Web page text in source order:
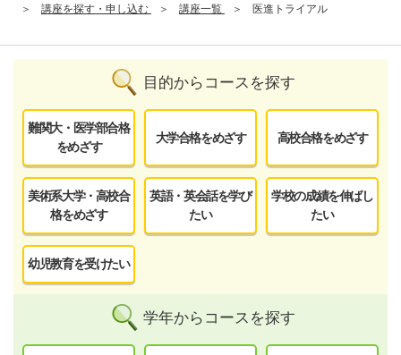
講座を探す・申し込む
講座一覧 医進トライアル
目的からコースを探す
難関大・医学部合格
をめざす
大学合格をめざす 高校合格をめざす
美術系大学・高校合
格をめざす
英語・英会話を学び
たい
学校の成績を伸ばし
たい
幼児教育を受けたい
学年からコースを探す